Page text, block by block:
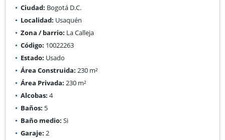
Ciudad: Bogotá D.C.
Localidad: Usaquén
Zona / barrio: La Calleja
Código: 10022263
Estado: Usado
Área Construida: 230 m²
Área Privada: 230 m²
Alcobas: 4
Baños: 5
Baño medio: Si
Garaje: 2